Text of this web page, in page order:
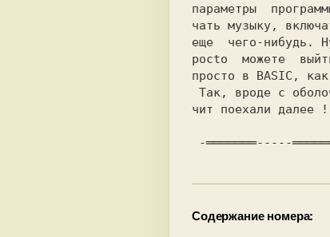
параметры
чать музыку,
еще  чего-нибудь.
pocto  можете
просто в BASIC,
чит поехали далее
Содержание номера: